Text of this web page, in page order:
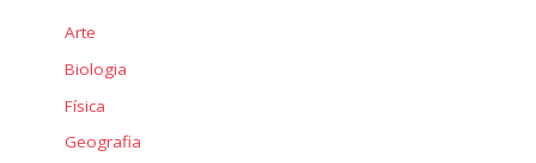
Arte
Biologia
Física
Geografia